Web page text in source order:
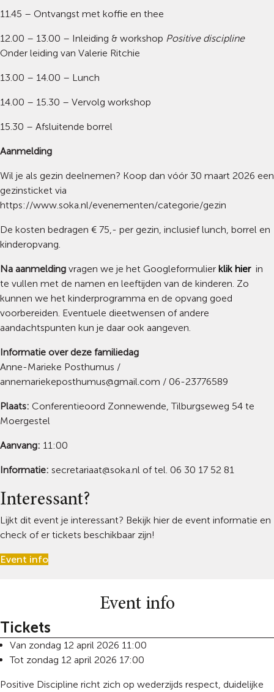
11.45 – Ontvangst met koffie en thee
12.00 – 13.00 – Inleiding & workshop Positive discipline
Onder leiding van Valerie Ritchie
13.00 – 14.00 – Lunch
14.00 – 15.30 – Vervolg workshop
15.30 – Afsluitende borrel
Aanmelding
Wil je als gezin deelnemen? Koop dan vóór 30 maart 2026 een
gezinsticket via
https://www.soka.nl/evenementen/categorie/gezin
De kosten bedragen € 75,- per gezin, inclusief lunch, borrel en
kinderopvang.
Na aanmelding vragen we je het Googleformulier klik hierin
te vullen met de namen en leeftijden van de kinderen. Zo
kunnen we het kinderprogramma en de opvang goed
voorbereiden. Eventuele dieetwensen of andere
aandachtspunten kun je daar ook aangeven.
Informatie over deze familiedag
Anne-Marieke Posthumus /
annemariekeposthumus@gmail.com / 06-23776589
Plaats: Conferentieoord Zonnewende, Tilburgseweg 54 te
Moergestel
Aanvang: 11:00
Informatie: secretariaat@soka.nl of tel. 06 30 17 52 81
Interessant?
Lijkt dit event je interessant? Bekijk hier de event informatie en
check of er tickets beschikbaar zijn!
Event info
Event info
Tickets
Van zondag 12 april 2026 11:00
Tot zondag 12 april 2026 17:00
Positive Discipline richt zich op wederzijds respect, duidelijke